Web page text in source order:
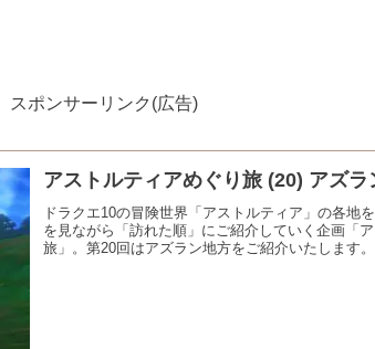
スポンサーリンク(広告)
アストルティアめぐり旅 (20) アズラ
ドラクエ10の冒険世界「アストルティア」の各地
を見ながら「訪れた順」にご紹介していく企画「
旅」。第20回はアズラン地方をご紹介いたします。